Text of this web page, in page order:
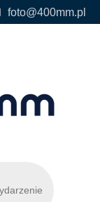
foto@400mm.pl